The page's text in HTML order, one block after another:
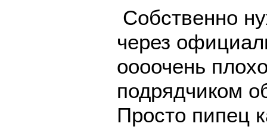
Собственно
через
оооочень
подрядчиком
Просто пипец